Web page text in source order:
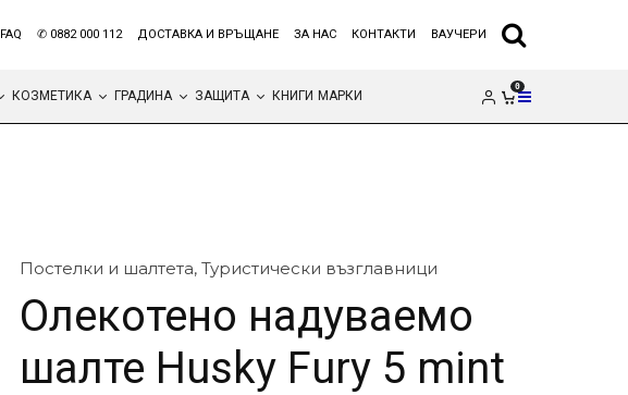
FAQ ✆ 0882 000 112 ДОСТАВКА И ВРЪЩАНЕ ЗА НАС КОНТАКТИ ВАУЧЕРИ
КОЗМЕТИКА ГРАДИНА ЗАЩИТА КНИГИ МАРКИ
0
Постелки и шалтета, Туристически възглавници
Олекотено надуваемо
шалте Husky Fury 5 mint